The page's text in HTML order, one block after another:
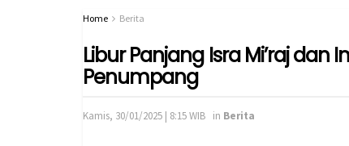
Home Berita
Libur Panjang Isra Mi’raj dan
Penumpang
Kamis, 30/01/2025 | 8:15 WIB in Berita